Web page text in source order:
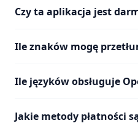
Czy ta aplikacja jest
Ile znaków mogę
Ile języków obsługuje
Jakie metody płatności